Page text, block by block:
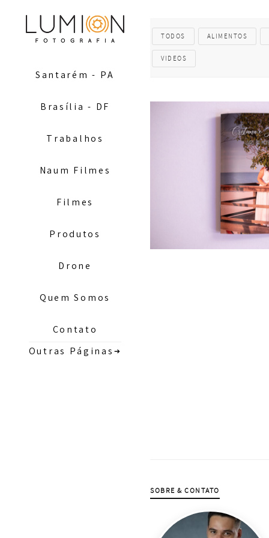
Santarém - PA
Brasília - DF
Trabalhos
Naum Filmes
Filmes
Produtos
Drone
Quem Somos
Contato
Outras Páginas ➔
TODOS ALIMENTOS
VIDEOS
SOBRE & CONTATO